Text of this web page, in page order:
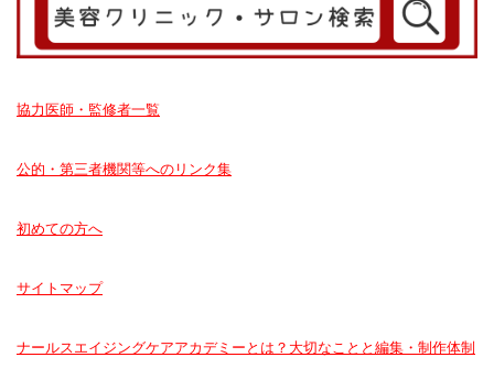
協力医師・監修者一覧
公的・第三者機関等へのリンク集
初めての方へ
サイトマップ
ナールスエイジングケアアカデミーとは？大切なことと編集・制作体制